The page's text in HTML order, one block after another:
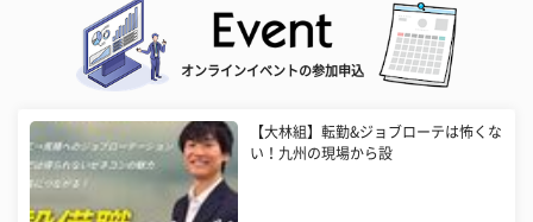
オンラインイベントの参加申込
【大林組】転勤&ジョブローテは怖くな
い！九州の現場から設